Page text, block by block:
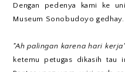
Dengan pedenya kami ke
Museum Sonobudoyo
"Ah palingan karena hari
ketemu petugas dikasih tau